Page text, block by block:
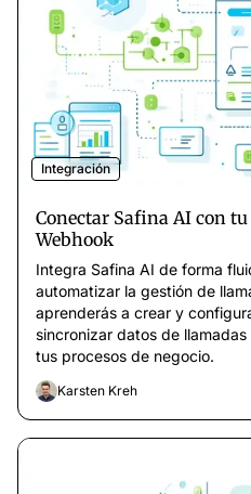
Integración
Conectar Safina AI con
Webhook
Integra Safina AI de forma
automatizar la gestión de
aprenderás a crear y
sincronizar datos de
tus procesos de negocio.
Karsten Kreh